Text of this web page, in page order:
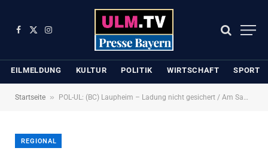
Facebook
X
Instagram
EILMELDUNG KULTUR POLITIK WIRTSCHAFT SPORT
Startseite » POL-UL: (BC) Laupheim – Ladung nicht gesichert / Am Samstag stellte die Polizei bei einer Kontrolle in Laupheim verkehrsunsichere Ladung fest.
REGIONAL